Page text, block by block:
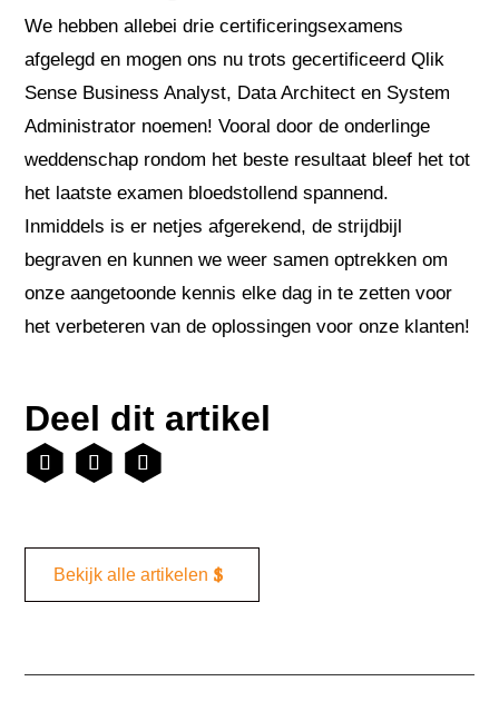
We hebben allebei drie certificeringsexamens
afgelegd en mogen ons nu trots gecertificeerd Qlik
Sense Business Analyst, Data Architect en System
Administrator noemen! Vooral door de onderlinge
weddenschap rondom het beste resultaat bleef het tot
het laatste examen bloedstollend spannend.
Inmiddels is er netjes afgerekend, de strijdbijl
begraven en kunnen we weer samen optrekken om
onze aangetoonde kennis elke dag in te zetten voor
het verbeteren van de oplossingen voor onze klanten!
Deel dit artikel
Bekijk alle artikelen